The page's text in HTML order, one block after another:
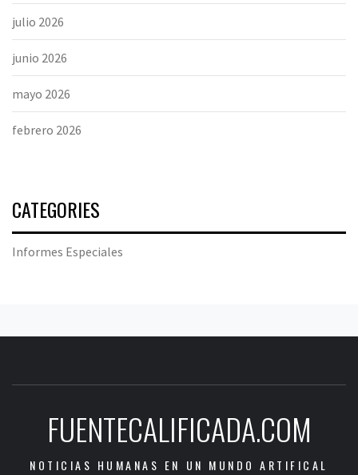
julio 2026
junio 2026
mayo 2026
febrero 2026
CATEGORIES
Informes Especiales
FUENTECALIFICADA.COM
NOTICIAS HUMANAS EN UN MUNDO ARTIFICAL